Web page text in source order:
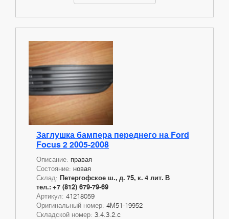
Заглушка бампера переднего на Ford
Focus 2 2005-2008
Описание: правая
Состояние: новая
Склад: Петергофское ш., д. 75, к. 4 лит. В
тел.: +7 (812) 679-79-69
Артикул: 41218059
Оригинальный номер: 4M51-19952
Складской номер: 3.4.3.2.c